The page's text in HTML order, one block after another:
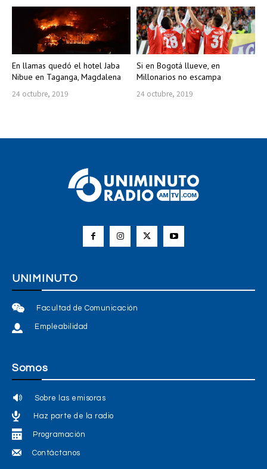
En llamas quedó el hotel Jaba
Nibue en Taganga, Magdalena
24 octubre, 2019
Si en Bogotá llueve, en
Millonarios no escampa
24 octubre, 2019
UNIMINUTO
Facultad de Comunicación
Empleabilidad
Somos
Sobre las emisoras
Haz parte de la radio
Programación
Contáctanos